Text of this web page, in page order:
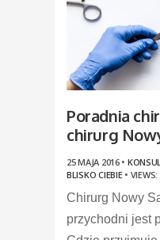
Poradnia
chirurg
25 MAJA 2016 •
BLISKO CIEBIE•
Chirurg Nowy
przychodni jest